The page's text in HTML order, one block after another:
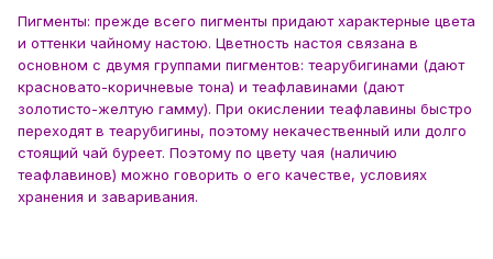
Пигменты: прежде всего пигменты придают характерные цвета
и оттенки чайному настою. Цветность настоя связана в
основном с двумя группами пигментов: теарубигинами (дают
красновато-коричневые тона) и теафлавинами (дают
золотисто-желтую гамму). При окислении теафлавины быстро
переходят в теарубигины, поэтому некачественный или долго
стоящий чай буреет. Поэтому по цвету чая (наличию
теафлавинов) можно говорить о его качестве, условиях
хранения и заваривания.